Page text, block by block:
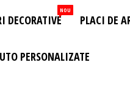
DECORATIVE
NOU
PLACI DE
PERSONALIZATE